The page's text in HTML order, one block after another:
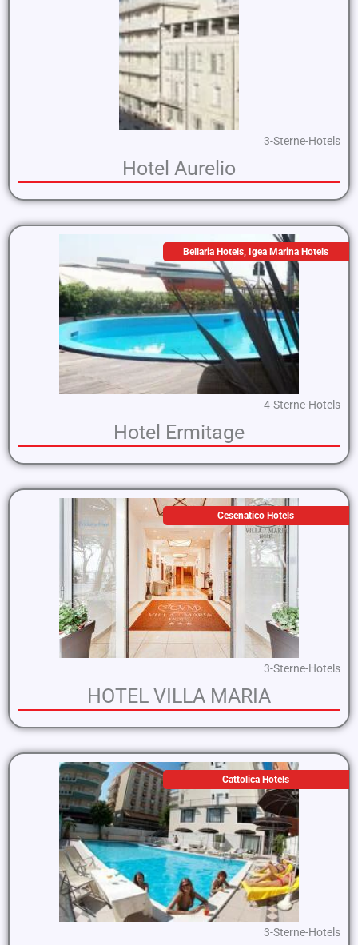
3-Sterne-Hotels
Hotel Aurelio
Bellaria Hotels ,Igea Marina Hotels
4-Sterne-Hotels
Hotel Ermitage
Cesenatico Hotels
3-Sterne-Hotels
HOTEL VILLA MARIA
Cattolica Hotels
3-Sterne-Hotels